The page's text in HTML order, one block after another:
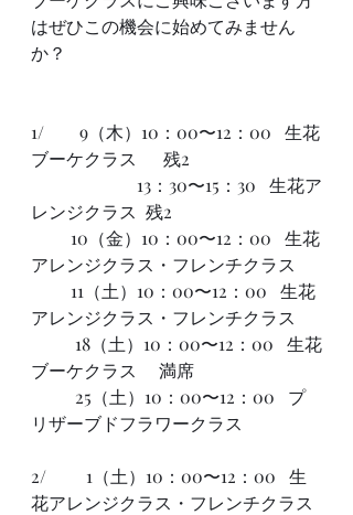
はぜひこの機会に始めてみません
か？
1/        9（木）10：00〜12：00   生花
ブーケクラス      残2
13：30〜15：30   生花ア
レンジクラス  残2
10（金）10：00〜12：00   生花
アレンジクラス・フレンチクラス
11（土）10：00〜12：00   生花
アレンジクラス・フレンチクラス
18（土）10：00〜12：00   生花
ブーケクラス　 満席
25（土）10：00〜12：00   プ
リザーブドフラワークラス
2/         1（土）10：00〜12：00   生
花アレンジクラス・フレンチクラス